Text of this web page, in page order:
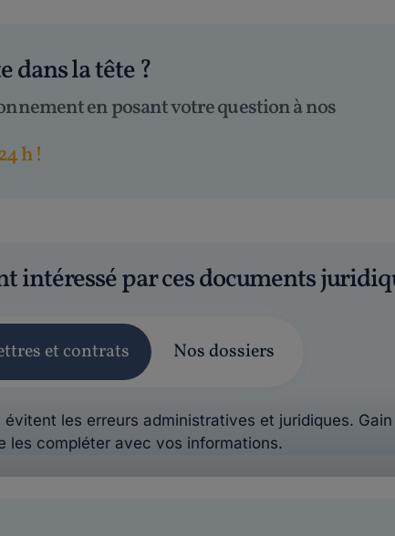
dans la tête?
en posant votre question à nos
h !
intéressé par ces documents
et contrats Nos dossiers
les erreurs administratives et juridiques.
les compléter avec vos informations.